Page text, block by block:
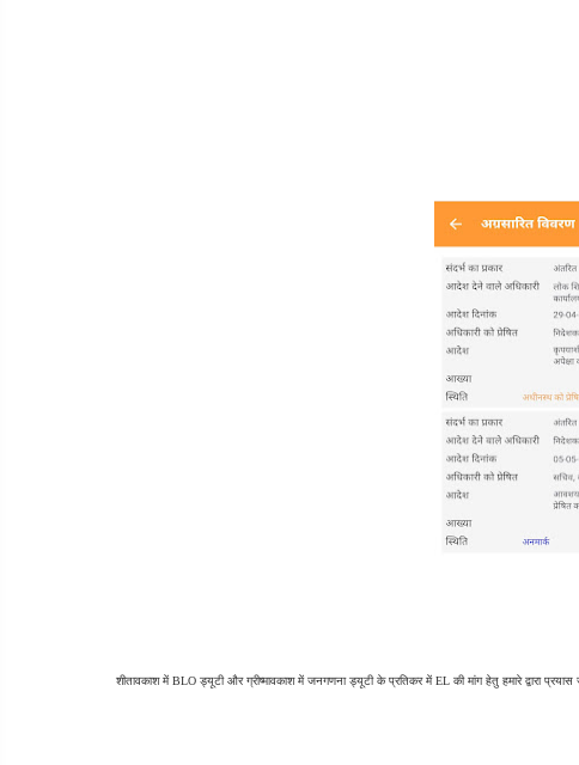
शीतावकाश में BLO ड्यूटी और ग्रीष्मावकाश में जनगणना ड्यूटी के प्रतिकर में EL की मांग हेतु हमारे द्वारा प्रयास